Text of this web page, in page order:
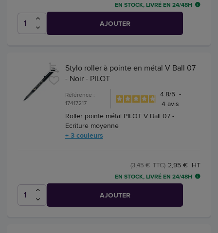
EN STOCK, LIVRÉ EN 24/48H
AJOUTER
Stylo roller à pointe en métal V Ball 07
- Noir - PILOT
Référence :
17417217
4.8/5 -
4avis
Roller pointe métal PILOT V Ball 07 -
Ecriture moyenne
+ 3 couleurs
2,95 € HT
(3,45 € TTC)
EN STOCK, LIVRÉ EN 24/48H
AJOUTER